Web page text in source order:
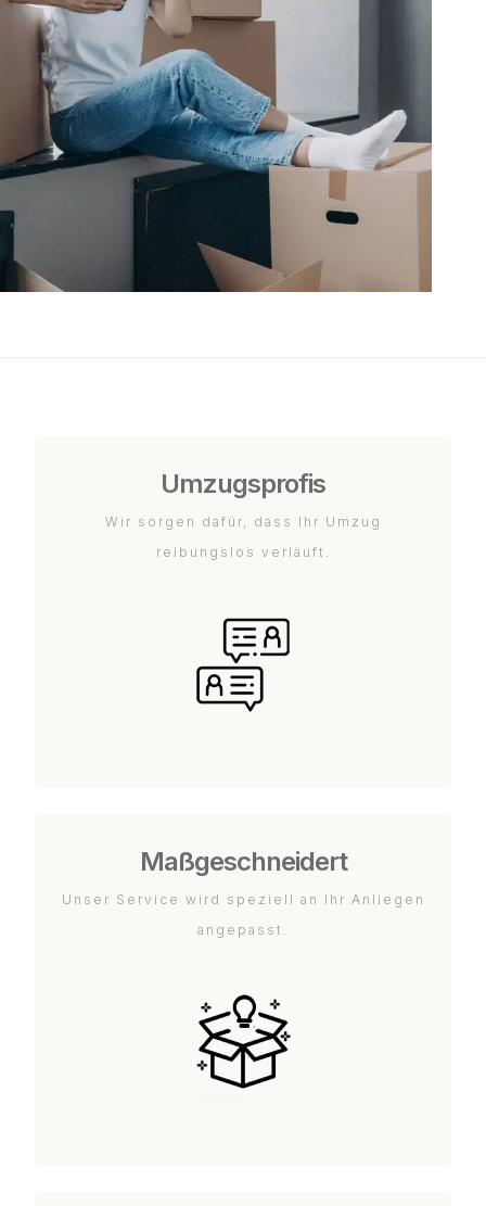
Umzugsprofis
Wir sorgen dafür, dass Ihr Umzug
reibungslos verläuft.
Maßgeschneidert
Unser Service wird speziell an Ihr Anliegen
angepasst.